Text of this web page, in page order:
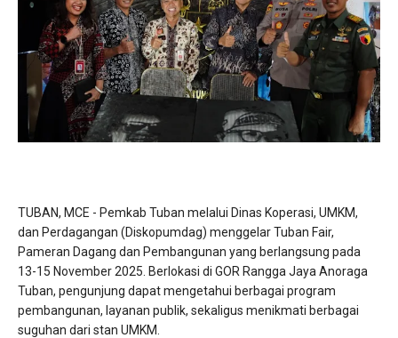
TUBAN, MCE - Pemkab Tuban melalui Dinas Koperasi, UMKM,
dan Perdagangan (Diskopumdag) menggelar Tuban Fair,
Pameran Dagang dan Pembangunan yang berlangsung pada
13-15 November 2025. Berlokasi di GOR Rangga Jaya Anoraga
Tuban, pengunjung dapat mengetahui berbagai program
pembangunan, layanan publik, sekaligus menikmati berbagai
suguhan dari stan UMKM.